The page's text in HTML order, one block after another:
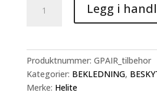
antall
Legg i
Produktnummer: GPAIR_tilbehor
Kategorier: BEKLEDNING,
Merke: Helite